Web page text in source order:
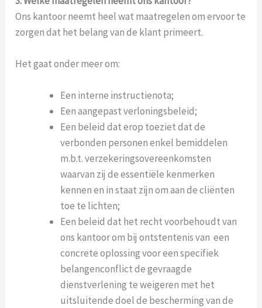
Ons kantoor neemt heel wat maatregelen om ervoor te
zorgen dat het belang van de klant primeert.
Het gaat onder meer om:
Een interne instructienota;
Een aangepast verloningsbeleid;
Een beleid dat erop toeziet dat de
verbonden personen enkel bemiddelen
m.b.t. verzekeringsovereenkomsten
waarvan zij de essentiële kenmerken
kennen en in staat zijn om aan de cliënten
toe te lichten;
Een beleid dat het recht voorbehoudt van
ons kantoor om bij ontstentenis van een
concrete oplossing voor een specifiek
belangenconflict de gevraagde
dienstverlening te weigeren met het
uitsluitende doel de bescherming van de